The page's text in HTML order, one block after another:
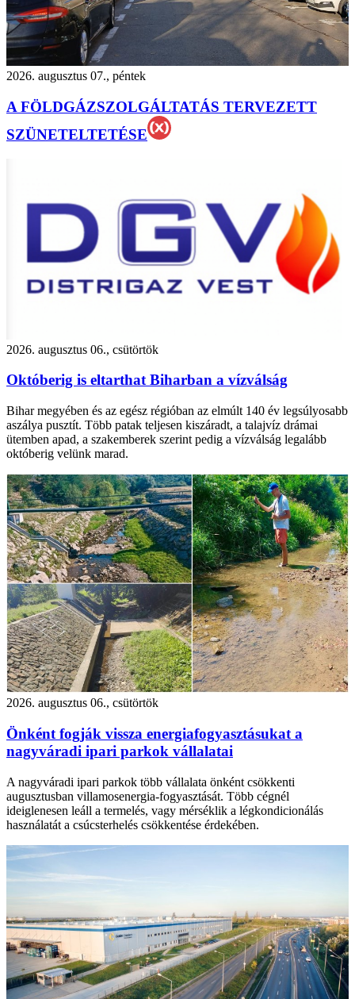
2026. augusztus 07., péntek
A FÖLDGÁZSZOLGÁLTATÁS TERVEZETT
SZÜNETELTETÉSE
2026. augusztus 06., csütörtök
Októberig is eltarthat Biharban a vízválság
Bihar megyében és az egész régióban az elmúlt 140 év legsúlyosabb
aszálya pusztít. Több patak teljesen kiszáradt, a talajvíz drámai
ütemben apad, a szakemberek szerint pedig a vízválság legalább
októberig velünk marad.
2026. augusztus 06., csütörtök
Önként fogják vissza energiafogyasztásukat a
nagyváradi ipari parkok vállalatai
A nagyváradi ipari parkok több vállalata önként csökkenti
augusztusban villamosenergia-fogyasztását. Több cégnél
ideiglenesen leáll a termelés, vagy mérséklik a légkondicionálás
használatát a csúcsterhelés csökkentése érdekében.